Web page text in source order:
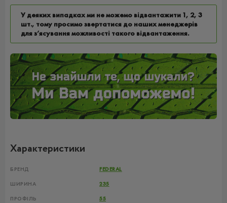
У деяких випадках ми не можемо відвантажити 1, 2, 3
шт., тому просимо звертатися до наших менеджерів
для з’ясування можливості такого відвантаження.
Характеристики
БРЕНД FEDERAL
ШИРИНА 235
ПРОФІЛЬ 55